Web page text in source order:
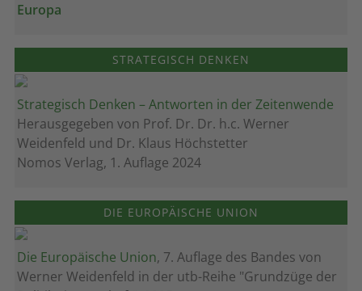
Europa
STRATEGISCH DENKEN
Strategisch Denken – Antworten in der Zeitenwende
Herausgegeben von Prof. Dr. Dr. h.c. Werner
Weidenfeld und Dr. Klaus Höchstetter
Nomos Verlag, 1. Auflage 2024
DIE EUROPÄISCHE UNION
Die Europäische Union, 7. Auflage des Bandes von
Werner Weidenfeld in der utb-Reihe "Grundzüge der